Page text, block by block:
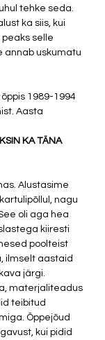
tehke seda.
ka siis, kui
peaks selle
annab uskumatu
1989-1994
Aasta
KA TÄNA
Alustasime
nagu
oli aga hea
kiiresti
poolteist
ilmselt aastaid
järgi.
materjaliteadus
teibitud
Õppejõud
kui pidid